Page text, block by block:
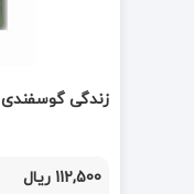
زندگی گوسفندی
112,500 ریال